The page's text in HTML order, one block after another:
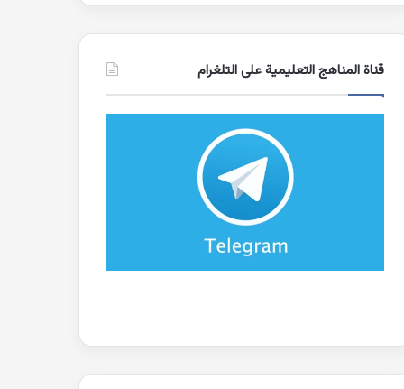
قناة المناهج التعليمية على التلغرام